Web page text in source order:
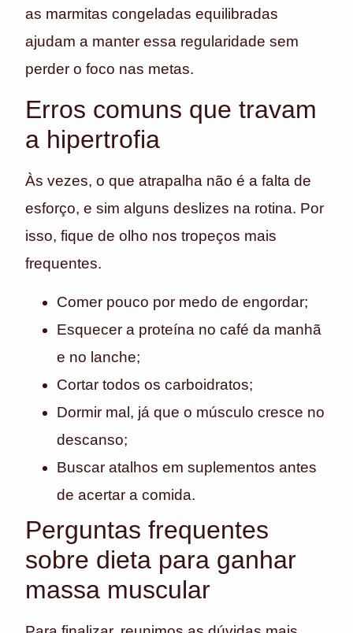
as marmitas congeladas equilibradas
ajudam a manter essa regularidade sem
perder o foco nas metas.
Erros comuns que travam
a hipertrofia
Às vezes, o que atrapalha não é a falta de
esforço, e sim alguns deslizes na rotina. Por
isso, fique de olho nos tropeços mais
frequentes.
Comer pouco por medo de engordar;
Esquecer a proteína no café da manhã
e no lanche;
Cortar todos os carboidratos;
Dormir mal, já que o músculo cresce no
descanso;
Buscar atalhos em suplementos antes
de acertar a comida.
Perguntas frequentes
sobre dieta para ganhar
massa muscular